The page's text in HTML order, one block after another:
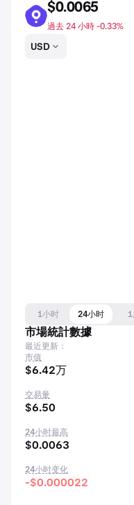
GGP
$0.0065
過去 24 小時 -0.33%
USD
1小时 24小时
市場統計數據
最近更新：
市值
$6.42万
交易量
$6.50
24小时最高
$0.0063
24小时变化
-$0.000022